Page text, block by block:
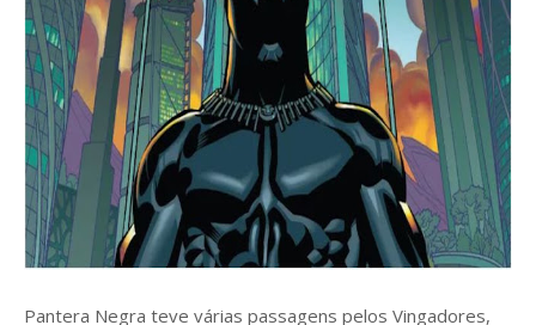
Pantera Negra teve várias passagens pelos Vingadores,